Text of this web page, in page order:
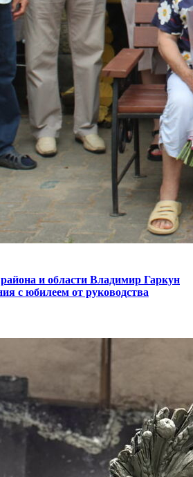
и области Владимир Гаркун
с юбилеем от руководства